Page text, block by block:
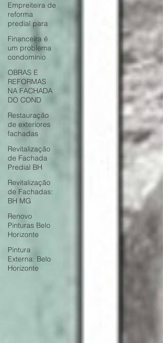
Empreiteira de
reforma
predial para
Financeira é
um problema
condomínio
OBRAS E
REFORMAS
NA FACHADA
DO COND
Restauração
de exteriores
fachadas
Revitalização
de Fachada
Predial BH
Revitalização
de Fachadas:
BH MG
Renovo
Pinturas Belo
Horizonte
Pintura
Externa: Belo
Horizonte